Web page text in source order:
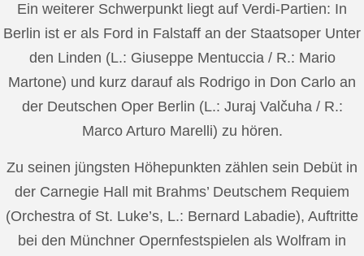
Ein weiterer Schwerpunkt liegt auf Verdi-Partien: In
Berlin ist er als Ford in Falstaff an der Staatsoper Unter
den Linden (L.: Giuseppe Mentuccia / R.: Mario
Martone) und kurz darauf als Rodrigo in Don Carlo an
der Deutschen Oper Berlin (L.: Juraj Valčuha / R.:
Marco Arturo Marelli) zu hören.
Zu seinen jüngsten Höhepunkten zählen sein Debüt in
der Carnegie Hall mit Brahms’ Deutschem Requiem
(Orchestra of St. Luke’s, L.: Bernard Labadie), Auftritte
bei den Münchner Opernfestspielen als Wolfram in